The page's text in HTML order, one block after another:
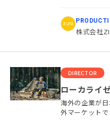
株式会社
DIRECTOR
ローカライ
海外の企業が
外マーケット